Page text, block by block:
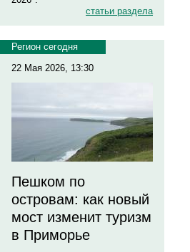
статьи раздела
Регион сегодня
22 Мая 2026, 13:30
Пешком по
островам: как новый
мост изменит туризм
в Приморье